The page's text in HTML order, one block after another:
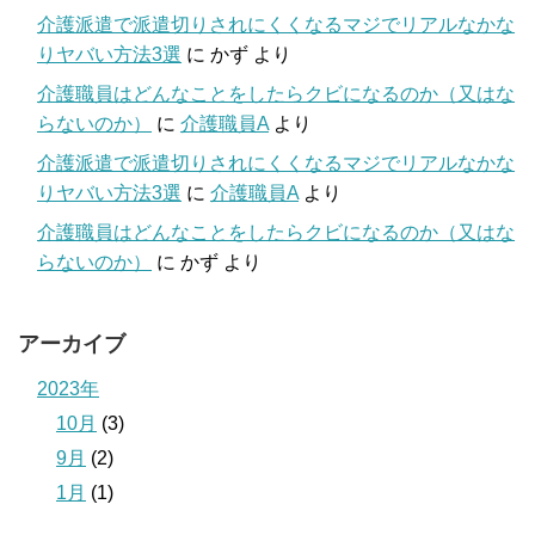
介護派遣で派遣切りされにくくなるマジでリアルなかな
りヤバい方法3選 に かず より
介護職員はどんなことをしたらクビになるのか（又はな
らないのか）
に 介護職員A より
介護派遣で派遣切りされにくくなるマジでリアルなかな
りヤバい方法3選 に 介護職員A より
介護職員はどんなことをしたらクビになるのか（又はな
らないのか）
に かず より
アーカイブ
2023年
10月 (3)
9月 (2)
1月 (1)